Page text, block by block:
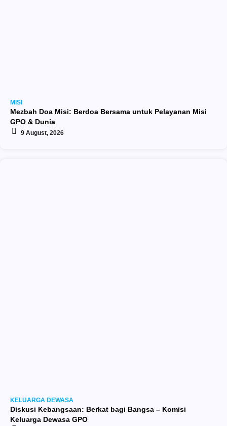
MISI
Mezbah Doa Misi: Berdoa Bersama untuk Pelayanan Misi
GPO & Dunia
9 August, 2026
KELUARGA DEWASA
Diskusi Kebangsaan: Berkat bagi Bangsa – Komisi
Keluarga Dewasa GPO